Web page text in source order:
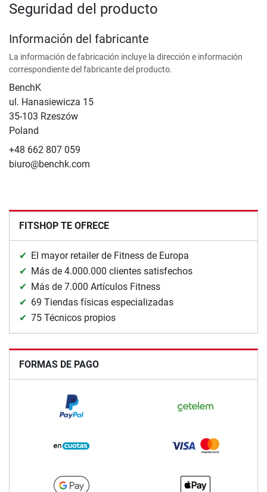
Seguridad del producto
Información del fabricante
La información de fabricación incluye la dirección e información
correspondiente del fabricante del producto.
BenchK
ul. Hanasiewicza 15
35-103 Rzeszów
Poland
+48 662 807 059
biuro@benchk.com
FITSHOP TE OFRECE
El mayor retailer de Fitness de Europa
Más de 4.000.000 clientes satisfechos
Más de 7.000 Artículos Fitness
69 Tiendas físicas especializadas
75 Técnicos propios
FORMAS DE PAGO